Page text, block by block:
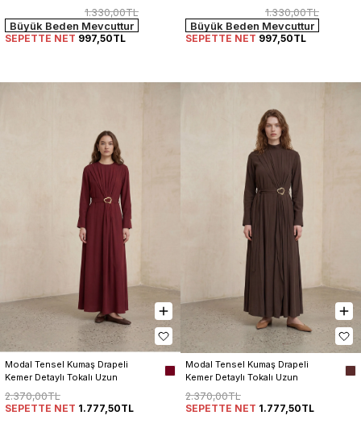
1.330,00TL
Büyük Beden Mevcuttur
SEPETTE NET 997,50TL
1.330,00TL
Büyük Beden Mevcuttur
SEPETTE NET 997,50TL
Modal Tensel Kumaş Drapeli
Kemer Detaylı Tokalı Uzun
Elbise Kadın
2.370,00TL
SEPETTE NET 1.777,50TL
Modal Tensel Kumaş Drapeli
Kemer Detaylı Tokalı Uzun
Elbise Kadın
2.370,00TL
SEPETTE NET 1.777,50TL